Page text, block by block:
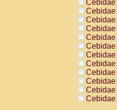
Cebidae
Cebidae
Cebidae
Cebidae
Cebidae
Cebidae
Cebidae
Cebidae
Cebidae
Cebidae
Cebidae
Cebidae